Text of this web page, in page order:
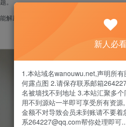
解压！
新人必
1.本站域名wanouwu.net,声明所
何露点图 2.请保存联系邮箱
名被墙找不到地址 3.本站汇聚多
用不到源站一半即可享受所有资
金额不对导致会员未到账请不要
系264227@qq.com帮你处理即可